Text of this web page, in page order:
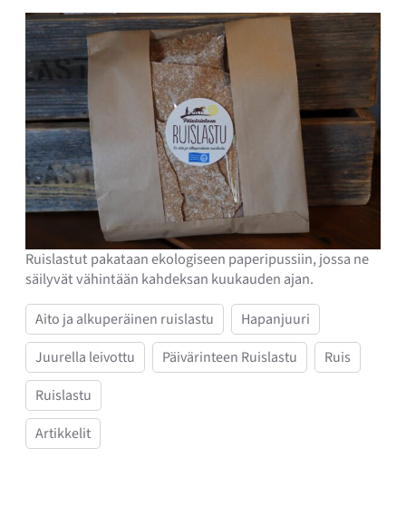
Ruislastut pakataan ekologiseen paperipussiin, jossa ne
säilyvät vähintään kahdeksan kuukauden ajan.
Aito ja alkuperäinen ruislastu
Hapanjuuri
Juurella leivottu
Päivärinteen Ruislastu
Ruis
Ruislastu
Artikkelit